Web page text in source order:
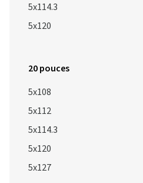
5x114.3
5x120
20 pouces
5x108
5x112
5x114.3
5x120
5x127